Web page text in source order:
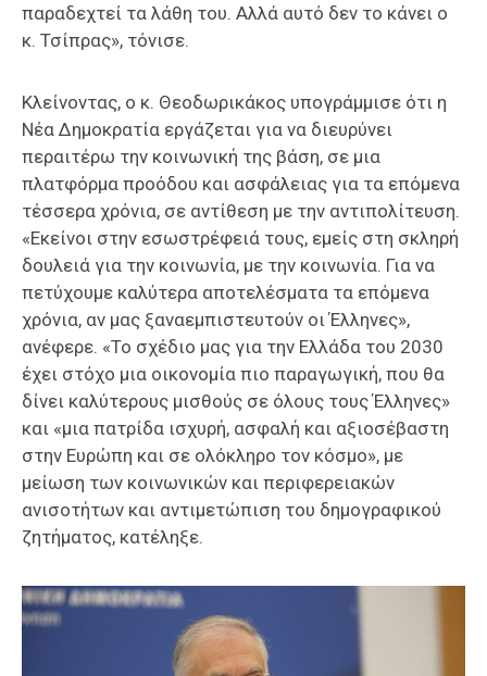
παραδεχτεί τα λάθη του. Αλλά αυτό δεν το κάνει ο
κ. Τσίπρας», τόνισε.
Κλείνοντας, ο κ. Θεοδωρικάκος υπογράμμισε ότι η
Νέα Δημοκρατία εργάζεται για να διευρύνει
περαιτέρω την κοινωνική της βάση, σε μια
πλατφόρμα προόδου και ασφάλειας για τα επόμενα
τέσσερα χρόνια, σε αντίθεση με την αντιπολίτευση.
«Εκείνοι στην εσωστρέφειά τους, εμείς στη σκληρή
δουλειά για την κοινωνία, με την κοινωνία. Για να
πετύχουμε καλύτερα αποτελέσματα τα επόμενα
χρόνια, αν μας ξαναεμπιστευτούν οι Έλληνες»,
ανέφερε. «Το σχέδιο μας για την Ελλάδα του 2030
έχει στόχο μια οικονομία πιο παραγωγική, που θα
δίνει καλύτερους μισθούς σε όλους τους Έλληνες»
και «μια πατρίδα ισχυρή, ασφαλή και αξιοσέβαστη
στην Ευρώπη και σε ολόκληρο τον κόσμο», με
μείωση των κοινωνικών και περιφερειακών
ανισοτήτων και αντιμετώπιση του δημογραφικού
ζητήματος, κατέληξε.